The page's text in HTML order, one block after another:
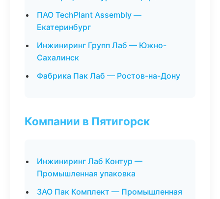
ПАО TechPlant Assembly —
Екатеринбург
Инжиниринг Групп Лаб — Южно-
Сахалинск
Фабрика Пак Лаб — Ростов-на-Дону
Компании в Пятигорск
Инжиниринг Лаб Контур —
Промышленная упаковка
ЗАО Пак Комплект — Промышленная